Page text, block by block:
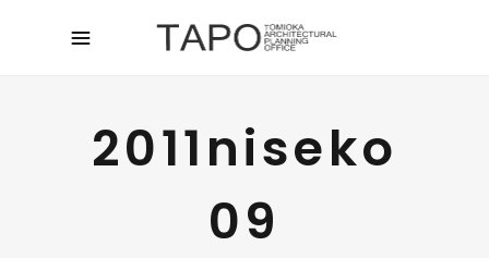
2011niseko
09